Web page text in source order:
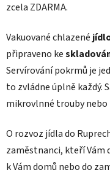
zcela ZDARMA.
Vakuované chlazené
připraveno ke
Servírování pokrmů je
to zvládne úplně každý.
mikrovlnné trouby nebo
O rozvoz jídla do
zaměstnanci, kteří Vám
k Vám domů nebo do